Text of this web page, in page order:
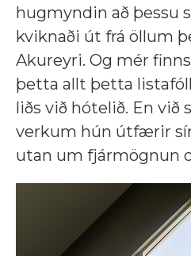
hugmyndin að þessu
kviknaði út frá öllum
Akureyri. Og mér
þetta allt þetta
liðs við hótelið. En við
verkum hún útfærir
utan um fjármögnun